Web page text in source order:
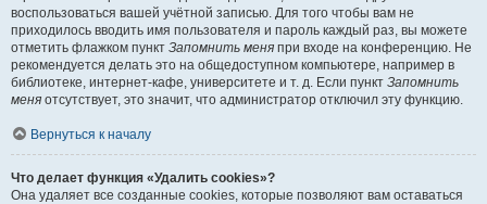
воспользоваться вашей учётной записью. Для того чтобы вам не
приходилось вводить имя пользователя и пароль каждый раз, вы можете
отметить флажком пункт Запомнить меня при входе на конференцию. Не
рекомендуется делать это на общедоступном компьютере, например в
библиотеке, интернет-кафе, университете и т. д. Если пункт Запомнить
меня отсутствует, это значит, что администратор отключил эту функцию.
Вернуться к началу
Что делает функция «Удалить cookies»?
Она удаляет все созданные cookies, которые позволяют вам оставаться